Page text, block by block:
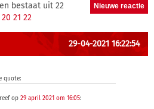
bestaat uit 22
20 21 22
29-04-2021 16:22:54
quote:
op 29 april 2021 om 16:05: